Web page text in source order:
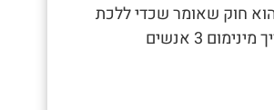
חוק ה3 הוא חוק שאומר שכדי ללכת
3 אנשים